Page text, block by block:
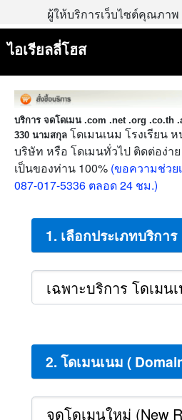
ผู้ให้บริการเว็บไซต์คุณภาพ
ไอเรียลลี่โฮส
บริการ จดโดเมน .com .net .org .co.th
330 นามสกุล โดเมนเนม โรงเรียน
บริษัท หรือ โดเมนทั่วไป ติดต่อง่า
เป็นของท่าน 100% (ขอความช่วย
087-017-5336 ตลอด 24 ชม.)
1. เลือกประเภทบริการ
2. โดเมนเนม (